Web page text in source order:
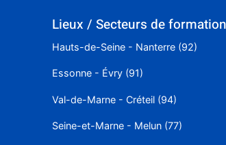
Lieux / Secteurs de formation
Hauts-de-Seine - Nanterre (92)
Essonne - Évry (91)
Val-de-Marne - Créteil (94)
Seine-et-Marne - Melun (77)